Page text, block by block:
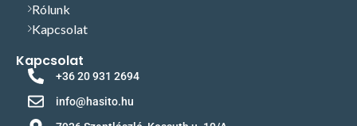
Rólunk
Kapcsolat
Kapcsolat
+36 20 931 2694
info@hasito.hu